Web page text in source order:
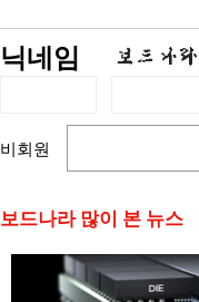
닉네임
비회원
보드나라 많이 본 뉴스